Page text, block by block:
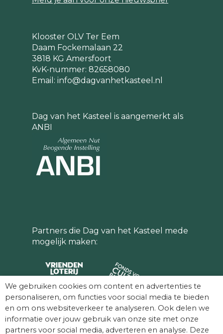
Klooster OLV Ter Eem
Daam Fockemalaan 22
3818 KG Amersfoort
KvK-nummer: 82658080
Email: info@dagvanhetkasteel.nl
Dag van het Kasteel is aangemerkt als
ANBI
Partners die Dag van het Kasteel mede
mogelijk maken:
We gebruiken cookies om content en advertenties te
personaliseren, om functies voor social media te bieden
en om ons websiteverkeer te analyseren. Ook delen we
informatie over jouw gebruik van onze site met onze
partners voor social media, adverteren en analyse. Deze